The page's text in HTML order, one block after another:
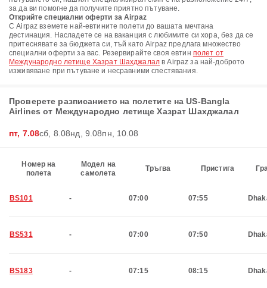
за да ви помогне да получите приятно пътуване.
Открийте специални оферти за Airpaz
С Airpaz вземете най-евтините полети до вашата мечтана
дестинация. Насладете се на ваканция с любимите си хора, без да се
притеснявате за бюджета си, тъй като Airpaz предлага множество
специални оферти за вас. Резервирайте своя евтин полет от
Международно летище Хазрат Шахджалал в Airpaz за най-доброто
изживяване при пътуване и несравними спестявания.
Проверете разписанието на полетите на US-Bangla
Airlines от Международно летище Хазрат Шахджалал
пт, 7.08сб, 8.08нд, 9.08пн, 10.08
Номер на
полета
Модел на
самолета
Тръгва Пристига
BS101 - 07:00 07:55
BS531 - 07:00 07:50
BS183 - 07:15 08:15